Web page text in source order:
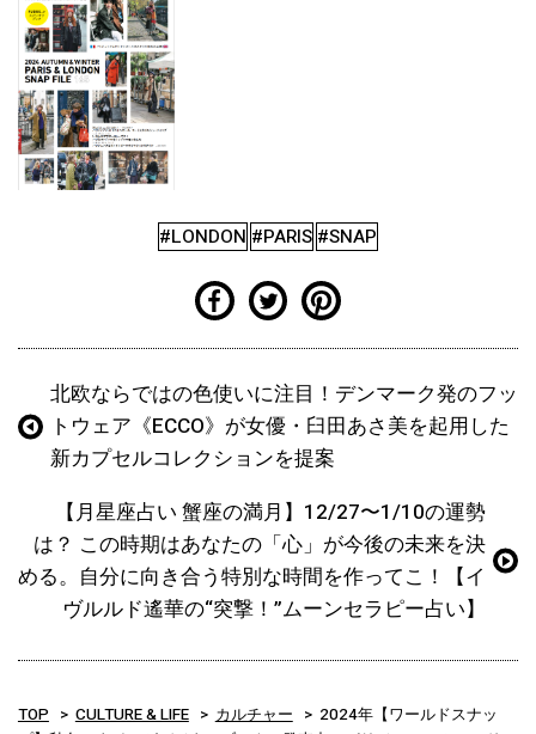
#LONDON #PARIS #SNAP
北欧ならではの色使いに注目！デンマーク発のフッ
トウェア《ECCO》が女優・臼田あさ美を起用した
新カプセルコレクションを提案
【月星座占い 蟹座の満月】12/27〜1/10の運勢
は？ この時期はあなたの「心」が今後の未来を決
める。自分に向き合う特別な時間を作ってこ！【イ
ヴルルド遙華の“突撃！”ムーンセラピー占い】
TOP CULTURE & LIFE カルチャー
2024年【ワールドスナッ